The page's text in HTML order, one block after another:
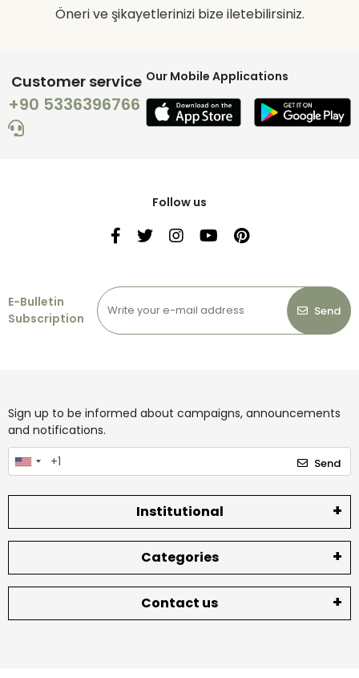
Öneri ve şikayetlerinizi bize iletebilirsiniz.
Customer service
+90 5336396766
Our Mobile Applications
Follow us
E-Bulletin
Subscription
Send
Sign up to be informed about campaigns, announcements
and notifications.
Send
Institutional
Categories
Contact us